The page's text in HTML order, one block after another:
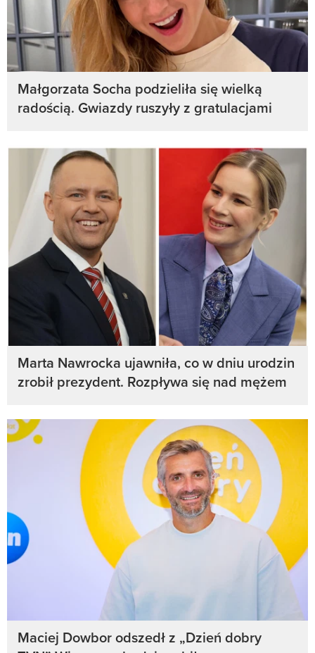
Małgorzata Socha podzieliła się wielką
radością. Gwiazdy ruszyły z gratulacjami
Marta Nawrocka ujawniła, co w dniu urodzin
zrobił prezydent. Rozpływa się nad mężem
Maciej Dowbor odszedł z „Dzień dobry